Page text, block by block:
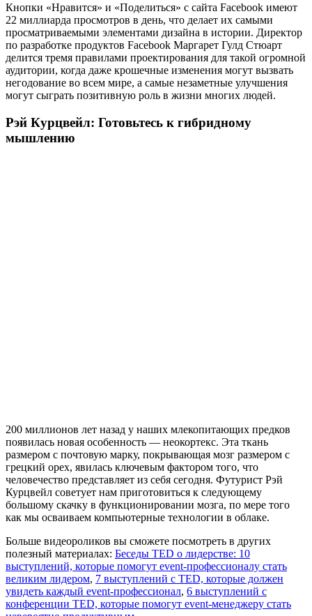
Кнопки «Нравится» и «Поделиться» с сайта Facebook имеют
22 миллиарда просмотров в день, что делает их самыми
просматриваемыми элементами дизайна в истории. Директор
по разработке продуктов Facebook Маргарет Гулд Стюарт
делится тремя правилами проектирования для такой огромной
аудитории, когда даже крошечные изменения могут вызвать
негодование во всем мире, а самые незаметные улучшения
могут сыграть позитивную роль в жизни многих людей.
Рэй Курцвейл: Готовьтесь к гибридному
мышлению
200 миллионов лет назад у наших млекопитающих предков
появилась новая особенность — неокортекс. Эта ткань
размером с почтовую марку, покрывающая мозг размером с
грецкий орех, явилась ключевым фактором того, что
человечество представляет из себя сегодня. Футурист Рэй
Курцвейл советует нам приготовиться к следующему
большому скачку в функционировании мозга, по мере того
как мы осваиваем компьютерные технологии в облаке.
Больше видеороликов вы сможете посмотреть в других
полезный материалах: Беседы TED о лидерстве: 10
выступлений, которые помогут event-профессионалу стать
великим лидером, 7 выступлений с TED, которые должен
увидеть каждый event-профессионал, 6 выступлений с
конференции TED, которые помогут event-менеджеру стать